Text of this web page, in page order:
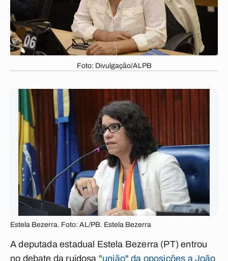
Foto: Divulgação/ALPB
Estela Bezerra. Foto: AL/PB. Estela Bezerra
A deputada estadual Estela Bezerra (PT) entrou
no debate da ruidosa "união" da oposições a João